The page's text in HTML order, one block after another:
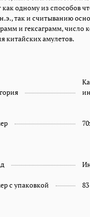
как одному из способов
так и считыванию
и гексаграмм, число
китайских амулетов.
с упаковкой